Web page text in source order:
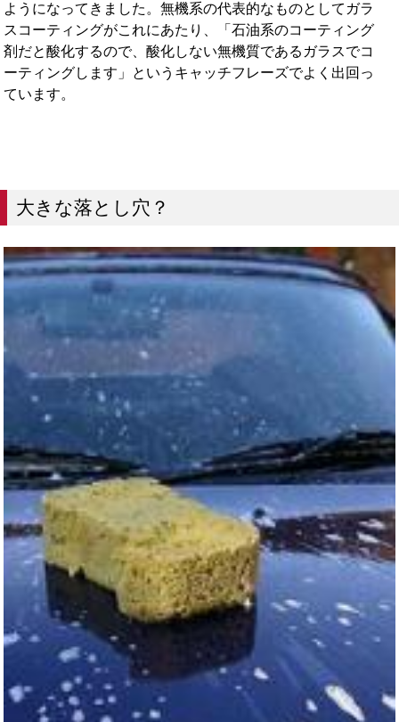
ようになってきました。無機系の代表的なものとしてガラ
スコーティングがこれにあたり、「石油系のコーティング
剤だと酸化するので、酸化しない無機質であるガラスでコ
ーティングします」というキャッチフレーズでよく出回っ
ています。
大きな落とし穴？